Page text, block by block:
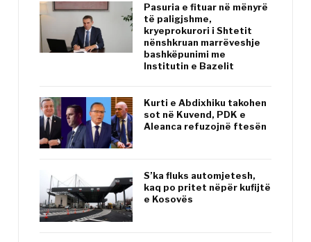
Pasuria e fituar në mënyrë
të paligjshme,
kryeprokurori i Shtetit
nënshkruan marrëveshje
bashkëpunimi me
Institutin e Bazelit
Kurti e Abdixhiku takohen
sot në Kuvend, PDK e
Aleanca refuzojnë ftesën
S’ka fluks automjetesh,
kaq po pritet nëpër kufijtë
e Kosovës